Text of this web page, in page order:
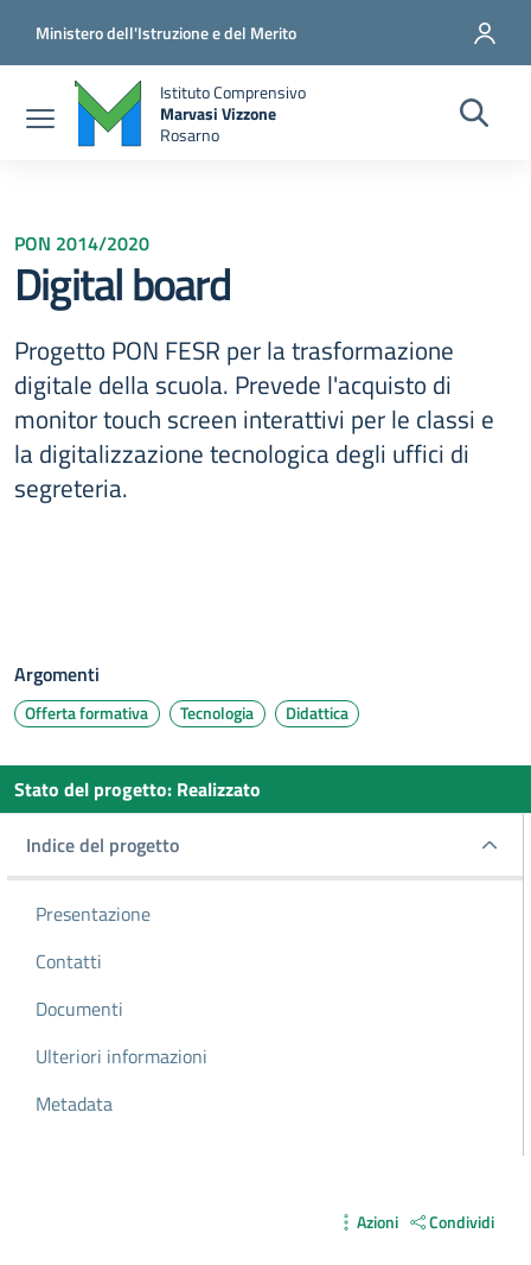
Ministero dell'Istruzione e del Merito
Istituto Comprensivo
Marvasi Vizzone
Rosarno
PON 2014/2020
Digital board
Progetto PON FESR per la trasformazione
digitale della scuola. Prevede l'acquisto di
monitor touch screen interattivi per le classi e
la digitalizzazione tecnologica degli uffici di
segreteria.
Argomenti
Offerta formativa Tecnologia Didattica
Stato del progetto: Realizzato
Indice del progetto
Indice del progetto
Presentazione
Contatti
Documenti
Ulteriori informazioni
Metadata
Azioni Condividi